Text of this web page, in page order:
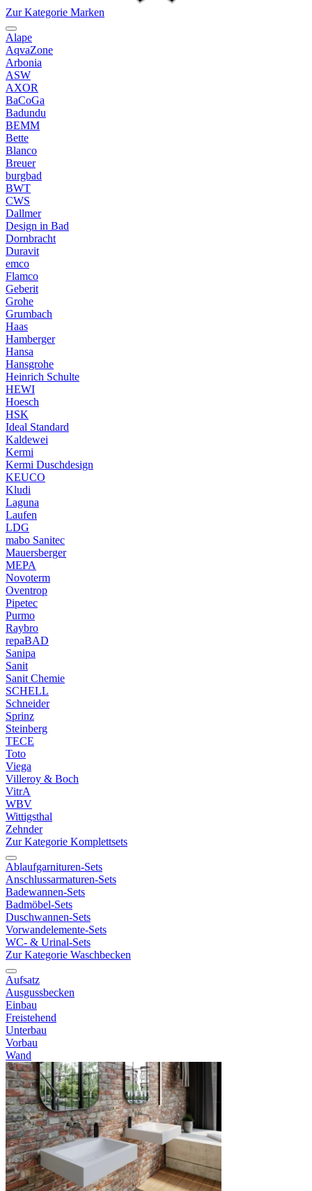
Zur Kategorie Marken
Alape
AqvaZone
Arbonia
ASW
AXOR
BaCoGa
Badundu
BEMM
Bette
Blanco
Breuer
burgbad
BWT
CWS
Dallmer
Design in Bad
Dornbracht
Duravit
emco
Flamco
Geberit
Grohe
Grumbach
Haas
Hamberger
Hansa
Hansgrohe
Heinrich Schulte
HEWI
Hoesch
HSK
Ideal Standard
Kaldewei
Kermi
Kermi Duschdesign
KEUCO
Kludi
Laguna
Laufen
LDG
mabo Sanitec
Mauersberger
MEPA
Novoterm
Oventrop
Pipetec
Purmo
Raybro
repaBAD
Sanipa
Sanit
Sanit Chemie
SCHELL
Schneider
Sprinz
Steinberg
TECE
Toto
Viega
Villeroy & Boch
VitrA
WBV
Wittigsthal
Zehnder
Zur Kategorie Komplettsets
Ablaufgarnituren-Sets
Anschlussarmaturen-Sets
Badewannen-Sets
Badmöbel-Sets
Duschwannen-Sets
Vorwandelemente-Sets
WC- & Urinal-Sets
Zur Kategorie Waschbecken
Aufsatz
Ausgussbecken
Einbau
Freistehend
Unterbau
Vorbau
Wand